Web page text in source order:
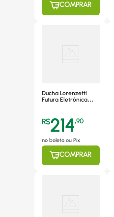
COMPRAR
Ducha Lorenzetti
Futura Eletrônica
R$214,90
no boleto ou Pix
COMPRAR